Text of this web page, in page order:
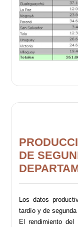
DE
Los datos
tardío y de segunda
El rendimiento